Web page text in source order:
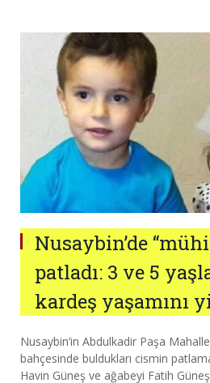
Nusaybin’de
patladı: 3 ve 5
kardeş yaşamını
Nusaybin’in Abdulkadir Paşa
bahçesinde buldukları cismin
Havin Güneş ve ağabeyi Fatih